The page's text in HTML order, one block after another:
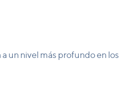
un nivel más profundo en los